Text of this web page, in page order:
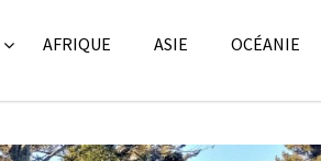
AFRIQUE ASIE OCÉANIE